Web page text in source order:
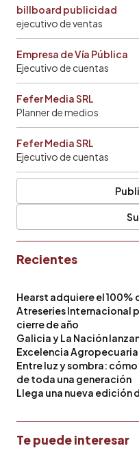
billboard publicidad
ejecutivo de ventas
Empresa de Vía Pública
Ejecutivo de cuentas
Fefer Media SRL
Planner de medios
Fefer Media SRL
Ejecutivo de cuentas
Recientes
Hearst adquiere el 100%
Atreseries Internacional
cierre de año
Galicia y La Nación
Excelencia Agropecuaria
Entre luz y sombra:
de toda una generación
Llega una nueva edición
Te puede interesar